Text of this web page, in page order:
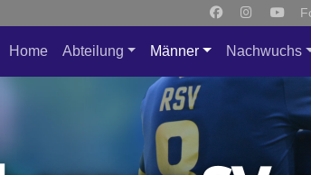
Home Abteilung Männer Nachwuchs